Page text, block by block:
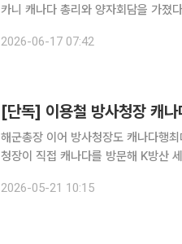
카니 캐나다 총리와 양자회담을 가졌
밝혔고, 카니 총리는 관련 협력을 지
2026-06-17 07:42
[단독] 이용철 방사청장 캐
해군총장 이어 방사청장도 캐나다행최대 60
청장이 직접 캐나다를 방문해 K방산
2026-05-21 10:15